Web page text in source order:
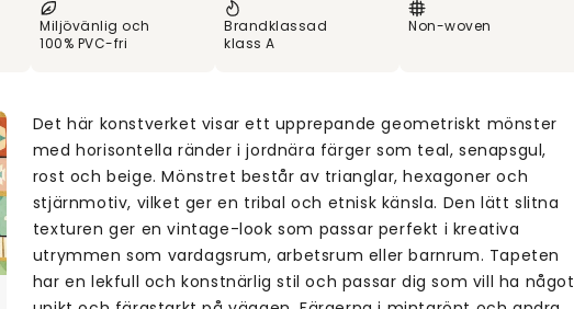
Miljövänlig och
100% PVC-fri
Brandklassad
klass A
Non-woven
Det här konstverket visar ett upprepande geometriskt mönster
med horisontella ränder i jordnära färger som teal, senapsgul,
rost och beige. Mönstret består av trianglar, hexagoner och
stjärnmotiv, vilket ger en tribal och etnisk känsla. Den lätt slitna
texturen ger en vintage-look som passar perfekt i kreativa
utrymmen som vardagsrum, arbetsrum eller barnrum. Tapeten
har en lekfull och konstnärlig stil och passar dig som vill ha något